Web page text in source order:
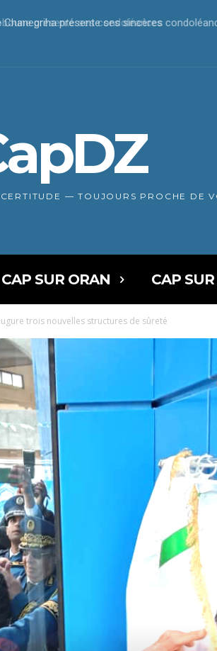
présente ses condoléances
— TOUJOURS PROCHE DE
CAP SUR ORAN CAP
trois nouvelles structures de sûreté